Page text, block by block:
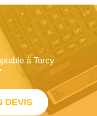
à Torcy
DEVIS